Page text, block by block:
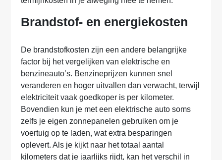
Brandstof- en energiekosten
De brandstofkosten zijn een andere belangrijke
factor bij het vergelijken van elektrische en
benzineauto’s. Benzineprijzen kunnen snel
veranderen en hoger uitvallen dan verwacht, terwijl
elektriciteit vaak goedkoper is per kilometer.
Bovendien kun je met een elektrische auto soms
zelfs je eigen zonnepanelen gebruiken om je
voertuig op te laden, wat extra besparingen
oplevert. Als je kijkt naar het totaal aantal
kilometers dat je jaarlijks rijdt, kan het verschil in